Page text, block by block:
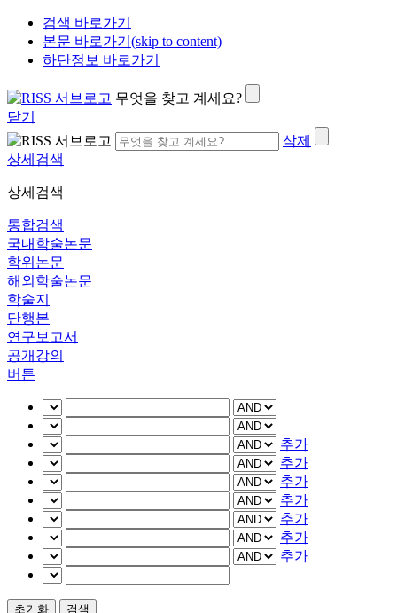
검색 바로가기
본문 바로가기(skip to content)
하단정보 바로가기
무엇을 찾고 계세요?
닫기
삭제
상세검색
상세검색
통합검색
국내학술논문
학위논문
해외학술논문
학술지
단행본
연구보고서
공개강의
버튼
추가
추가
추가
추가
추가
추가
추가